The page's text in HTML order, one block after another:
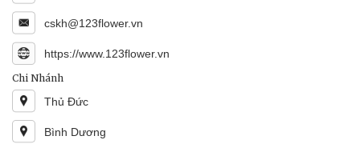
cskh@123flower.vn
https://www.123flower.vn
Chi Nhánh
Thủ Đức
Bình Dương